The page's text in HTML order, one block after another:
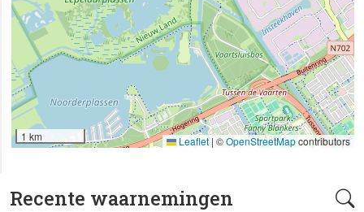
Recente waarnemingen
1 km Leaflet | ©OpenStreetMapcontributors